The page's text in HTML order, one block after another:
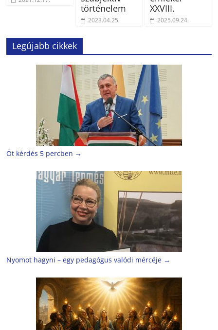
történelem
2023.04.25.
XXVIII.
2025.09.24.
Legújabb cikkek
Öt kérdés 5 percben →
Nyomot hagyni – egy pedagógus valódi mércéje →